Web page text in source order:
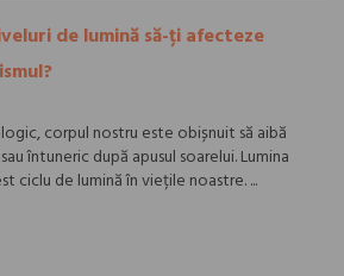
de lumină să-ți afecteze
corpul nostru este obișnuit să aibă
întuneric după apusul soarelui. Lumina
ciclu de lumină în viețile noastre. ...